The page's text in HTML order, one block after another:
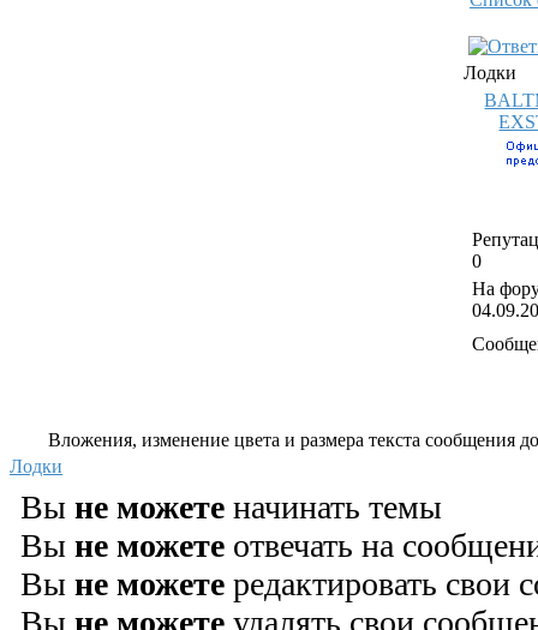
Лодки
0
На
Вложения, изменение цвета и размера текста сообщения
Лодки
Вы не можете начинать темы
Вы не можете отвечать на
Вы не можете редактировать свои
Вы не можете удалять свои